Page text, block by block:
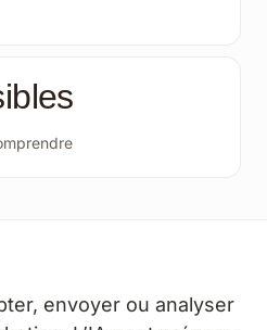
envoyer ou analyser